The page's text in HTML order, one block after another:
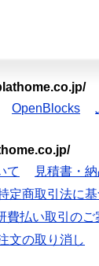
OpenBlocks
て
見積書・
定商取引法に
費払い取引のご
文の取り消し